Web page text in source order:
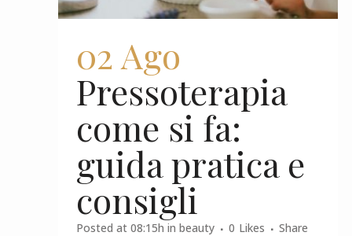
02 Ago
Pressoterapia
come si fa:
guida pratica e
consigli
Posted at 08:15h in beauty 0 Likes Share